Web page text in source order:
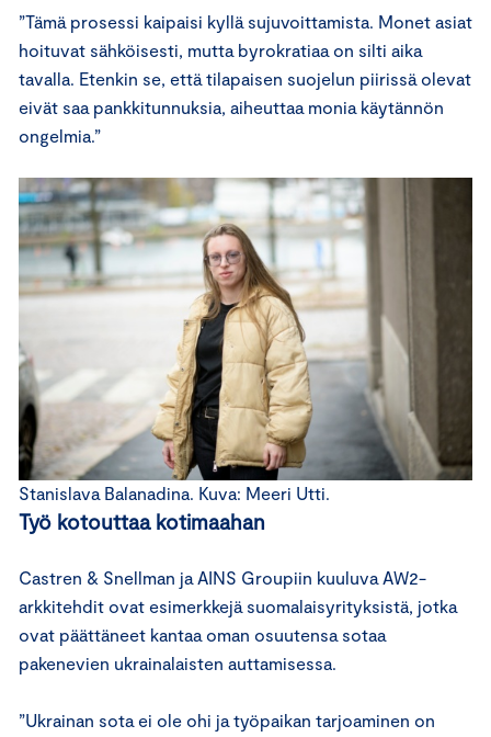
”Tämä prosessi kaipaisi kyllä sujuvoittamista. Monet asiat
hoituvat sähköisesti, mutta byrokratiaa on silti aika
tavalla. Etenkin se, että tilapaisen suojelun piirissä olevat
eivät saa pankkitunnuksia, aiheuttaa monia käytännön
ongelmia.”
Stanislava Balanadina. Kuva: Meeri Utti.
Työ kotouttaa kotimaahan
Castren & Snellman ja AINS Groupiin kuuluva AW2-
arkkitehdit ovat esimerkkejä suomalaisyrityksistä, jotka
ovat päättäneet kantaa oman osuutensa sotaa
pakenevien ukrainalaisten auttamisessa.
”Ukrainan sota ei ole ohi ja työpaikan tarjoaminen on